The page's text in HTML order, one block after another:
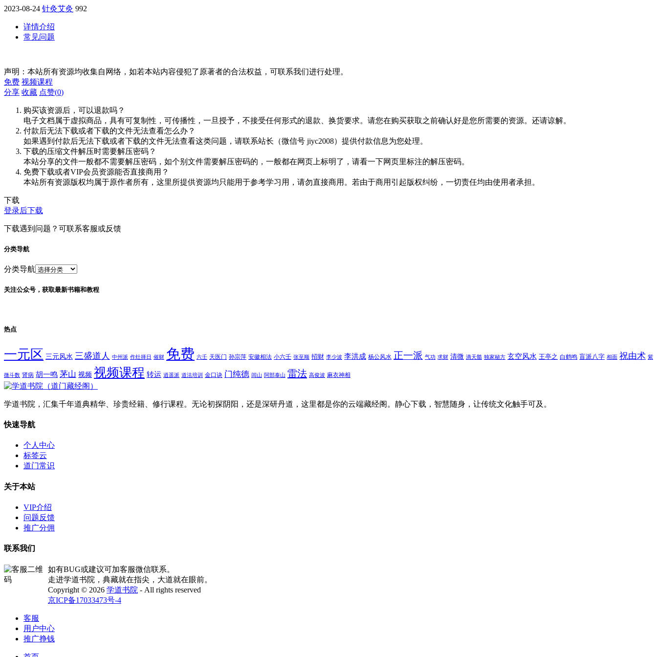
2023-08-24 针灸艾灸 992
详情介绍
常见问题
声明：本站所有资源均收集自网络，如若本站内容侵犯了原著者的合法权益，可联系我们进行处理。
免费 视频课程
分享 收藏 点赞(0)
购买该资源后，可以退款吗？
电子文档属于虚拟商品，具有可复制性，可传播性，一旦授予，不接受任何形式的退款、换货要求。请您在购买获取之前确认好是您所需要的资源。还请谅解。
付款后无法下载或者下载的文件无法查看怎么办？
如果遇到付款后无法下载或者下载的文件无法查看这类问题，请联系站长（微信号 jiyc2008）提供付款信息为您处理。
下载的压缩文件解压时需要解压密码？
本站分享的文件一般都不需要解压密码，如个别文件需要解压密码的，一般都在网页上标明了，请看一下网页里标注的解压密码。
免费下载或者VIP会员资源能否直接商用？
本站所有资源版权均属于原作者所有，这里所提供资源均只能用于参考学习用，请勿直接商用。若由于商用引起版权纠纷，一切责任均由使用者承担。
下载
登录后下载
下载遇到问题？可联系客服或反馈
分类导航
分类导航
关注公众号，获取最新书籍和教程
热点
一元区 三元风水 三盛道人 中州派 作灶择日 催财 免费 六壬 天医门 孙宗萍 安徽相法 小六壬 张至顺 招财 李少波 李洪成 杨公风水 正一派 气功 求财 清微 滴天髓 独家秘方 玄空风水 王亭之 白鹤鸣 盲派八字 相面 祝由术 紫
微斗数 肾病 胡一鸣 茅山 视频 视频课程 转运 逍遥派 道法培训 金口诀 门纯德 闾山 阿部泰山 雷法 高俊波 麻衣神相
学道书院，汇集千年道典精华、珍贵经籍、修行课程。无论初探阴阳，还是深研丹道，这里都是你的云端藏经阁。静心下载，智慧随身，让传统文化触手可及。
快速导航
个人中心
标签云
道门常识
关于本站
VIP介绍
问题反馈
推广分佣
联系我们
如有BUG或建议可加客服微信联系。
走进学道书院，典藏就在指尖，大道就在眼前。
Copyright © 2026 学道书院 - All rights reserved
京ICP备17033473号-4
客服
用户中心
推广挣钱